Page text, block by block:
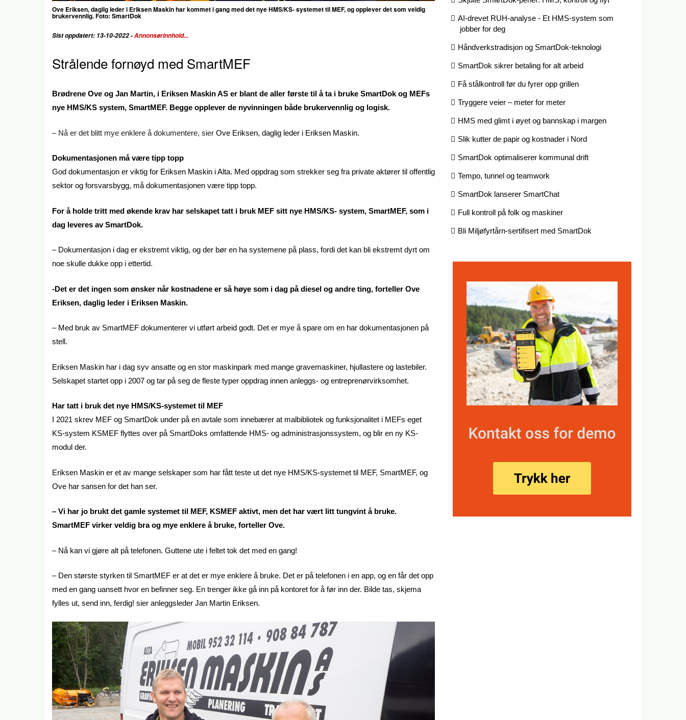
Ove Eriksen, daglig leder i Eriksen Maskin har kommet i gang med det nye HMS/KS- systemet til MEF, og opplever det som veldig
brukervennlig. Foto: SmartDok
Sist oppdatert: 13-10-2022 -Annonsørinnhold...
Strålende fornøyd med SmartMEF
Brødrene Ove og Jan Martin, i Eriksen Maskin AS er blant de aller første til å ta i bruke SmartDok og MEFs
nye HMS/KS system, SmartMEF. Begge opplever de nyvinningen både brukervennlig og logisk.
– Nå er det blitt mye enklere å dokumentere, sier Ove Eriksen, daglig leder i Eriksen Maskin.
Dokumentasjonen må være tipp topp
God dokumentasjon er viktig for Eriksen Maskin i Alta. Med oppdrag som strekker seg fra private aktører til offentlig
sektor og forsvarsbygg, må dokumentasjonen være tipp topp.
For å holde tritt med økende krav har selskapet tatt i bruk MEF sitt nye HMS/KS- system, SmartMEF, som i
dag leveres av SmartDok.
– Dokumentasjon i dag er ekstremt viktig, og der bør en ha systemene på plass, fordi det kan bli ekstremt dyrt om
noe skulle dukke opp i ettertid.
-Det er det ingen som ønsker når kostnadene er så høye som i dag på diesel og andre ting, forteller Ove
Eriksen, daglig leder i Eriksen Maskin.
– Med bruk av SmartMEF dokumenterer vi utført arbeid godt. Det er mye å spare om en har dokumentasjonen på
stell.
Eriksen Maskin har i dag syv ansatte og en stor maskinpark med mange gravemaskiner, hjullastere og lastebiler.
Selskapet startet opp i 2007 og tar på seg de fleste typer oppdrag innen anleggs- og entreprenørvirksomhet.
Har tatt i bruk det nye HMS/KS-systemet til MEF
I 2021 skrev MEF og SmartDok under på en avtale som innebærer at malbibliotek og funksjonalitet i MEFs eget
KS-system KSMEF flyttes over på SmartDoks omfattende HMS- og administrasjonssystem, og blir en ny KS-
modul der.
Eriksen Maskin er et av mange selskaper som har fått teste ut det nye HMS/KS-systemet til MEF, SmartMEF, og
Ove har sansen for det han ser.
– Vi har jo brukt det gamle systemet til MEF, KSMEF aktivt, men det har vært litt tungvint å bruke.
SmartMEF virker veldig bra og mye enklere å bruke, forteller Ove.
– Nå kan vi gjøre alt på telefonen. Guttene ute i feltet tok det med en gang!
– Den største styrken til SmartMEF er at det er mye enklere å bruke. Det er på telefonen i en app, og en får det opp
med en gang uansett hvor en befinner seg. En trenger ikke gå inn på kontoret for å før inn der. Bilde tas, skjema
fylles ut, send inn, ferdig! sier anleggsleder Jan Martin Eriksen.
AI-drevet RUH-analyse - Et HMS-system som
jobber for deg
Håndverkstradisjon og SmartDok-teknologi
SmartDok sikrer betaling for alt arbeid
Få stålkontroll før du fyrer opp grillen
Tryggere veier – meter for meter
HMS med glimt i øyet og bannskap i margen
Slik kutter de papir og kostnader i Nord
SmartDok optimaliserer kommunal drift
Tempo, tunnel og teamwork
SmartDok lanserer SmartChat
Full kontroll på folk og maskiner
Bli Miljøfyrtårn-sertifisert med SmartDok